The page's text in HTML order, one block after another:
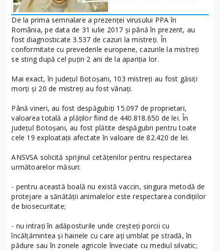
De la prima semnalare a prezenţei virusului PPA în
România, pe data de 31 iulie 2017 şi până în prezent, au
fost diagnosticate 3.537 de cazuri la mistreţi. În
conformitate cu prevederile europene, cazurile la mistreţi
se sting după cel puţin 2 ani de la apariţia lor.
Mai exact, în judeţul Botoşani, 103 mistreţi au fost găsiţi
morţi şi 20 de mistreţi au fost vânaţi.
Până vineri, au fost despăgubiţi 15.097 de proprietari,
valoarea totală a plăţilor fiind de 440.818.650 de lei. În
judeţul Botoşani, au fost plătite despăgubri pentru toate
cele 19 exploataţii afectate în valoare de 82.420 de lei.
ANSVSA solicită sprijinul cetăţenilor pentru respectarea
următoarelor măsuri:
- pentru această boală nu există vaccin, singura metodă de
protejare a sănătăţii animalelor este respectarea condiţiilor
de biosecuritate;
- nu intraţi în adăposturile unde creşteţi porcii cu
încălţămintea şi hainele cu care aţi umblat pe stradă, în
pădure sau în zonele agricole înveciate cu mediul silvatic;